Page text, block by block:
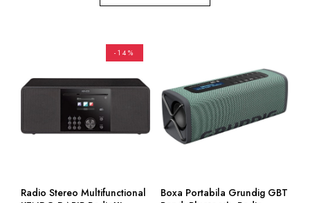
-14%
Radio Stereo Multifunctional
Boxa Portabila Grundig GBT